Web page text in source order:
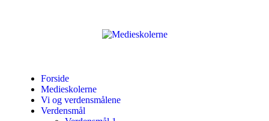
Forside
Medieskolerne
Vi og verdensmålene
Verdensmål